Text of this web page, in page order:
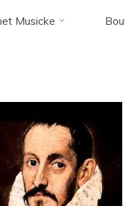
Musicke